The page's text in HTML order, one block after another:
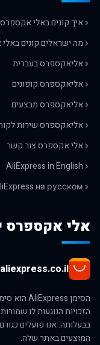
איך קונים באלי
מה ישראלים קונים
אליאקספרס בעברית
אליאקספרס קופונים
אליאקספרס מבצעים
אליאקספרס שירות
אלי אקספרס צור קשר
AliExpress in English
на русском
אלי אקספרס
בבעלותה. אנו פועלים
המוצעים באתר שלה.